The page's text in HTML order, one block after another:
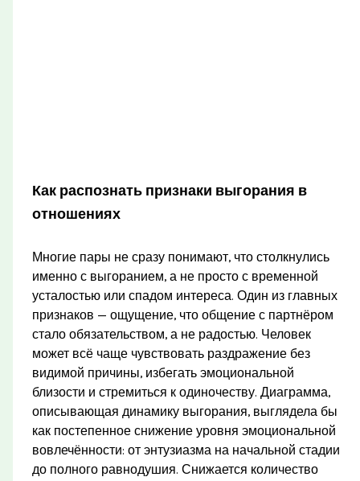
Как распознать признаки выгорания в
отношениях
Многие пары не сразу понимают, что столкнулись
именно с выгоранием, а не просто с временной
усталостью или спадом интереса. Один из главных
признаков — ощущение, что общение с партнёром
стало обязательством, а не радостью. Человек
может всё чаще чувствовать раздражение без
видимой причины, избегать эмоциональной
близости и стремиться к одиночеству. Диаграмма,
описывающая динамику выгорания, выглядела бы
как постепенное снижение уровня эмоциональной
вовлечённости: от энтузиазма на начальной стадии
до полного равнодушия. Снижается количество